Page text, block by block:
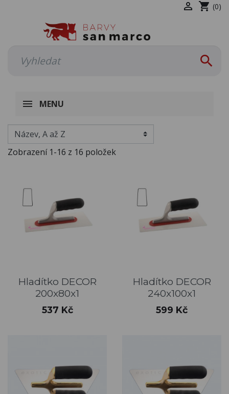
 shopping_cart (0)

MENU
Zobrazení 1-16 z 16 položek
Hladítko DECOR
200x80x1
Cena
537 Kč
Hladítko DECOR
240x100x1
Cena
599 Kč